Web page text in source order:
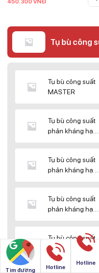
Tụ bù công
Tụ bù công suất
MASTER
Tụ bù công suất
phản kháng hạ
Tụ bù công suất
phản kháng hạ
Tụ bù công suất
phản kháng hạ
Tụ bù công suất
phản kháng hạ
thế SHIZUKI
Tìm đường Hotline
Hotline